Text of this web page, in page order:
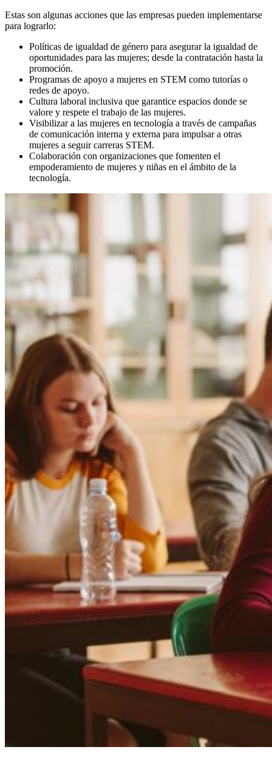
Estas son algunas acciones que las empresas pueden implementarse
para lograrlo:
Políticas de igualdad de género para asegurar la igualdad de
oportunidades para las mujeres; desde la contratación hasta la
promoción.
Programas de apoyo a mujeres en STEM como tutorías o
redes de apoyo.
Cultura laboral inclusiva que garantice espacios donde se
valore y respete el trabajo de las mujeres.
Visibilizar a las mujeres en tecnología a través de campañas
de comunicación interna y externa para impulsar a otras
mujeres a seguir carreras STEM.
Colaboración con organizaciones que fomenten el
empoderamiento de mujeres y niñas en el ámbito de la
tecnología.